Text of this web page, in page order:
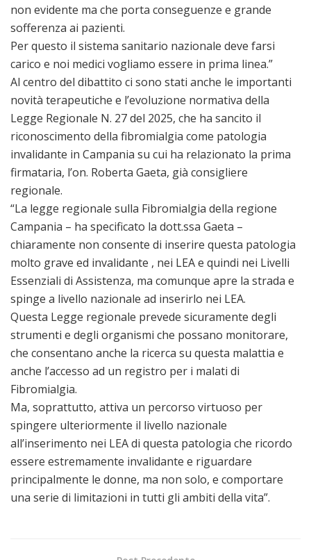
non evidente ma che porta conseguenze e grande
sofferenza ai pazienti.
Per questo il sistema sanitario nazionale deve farsi
carico e noi medici vogliamo essere in prima linea.”
Al centro del dibattito ci sono stati anche le importanti
novità terapeutiche e l’evoluzione normativa della
Legge Regionale N. 27 del 2025, che ha sancito il
riconoscimento della fibromialgia come patologia
invalidante in Campania su cui ha relazionato la prima
firmataria, l’on. Roberta Gaeta, già consigliere
regionale.
“La legge regionale sulla Fibromialgia della regione
Campania – ha specificato la dott.ssa Gaeta –
chiaramente non consente di inserire questa patologia
molto grave ed invalidante , nei LEA e quindi nei Livelli
Essenziali di Assistenza, ma comunque apre la strada e
spinge a livello nazionale ad inserirlo nei LEA.
Questa Legge regionale prevede sicuramente degli
strumenti e degli organismi che possano monitorare,
che consentano anche la ricerca su questa malattia e
anche l’accesso ad un registro per i malati di
Fibromialgia.
Ma, soprattutto, attiva un percorso virtuoso per
spingere ulteriormente il livello nazionale
all’inserimento nei LEA di questa patologia che ricordo
essere estremamente invalidante e riguardare
principalmente le donne, ma non solo, e comportare
una serie di limitazioni in tutti gli ambiti della vita”.